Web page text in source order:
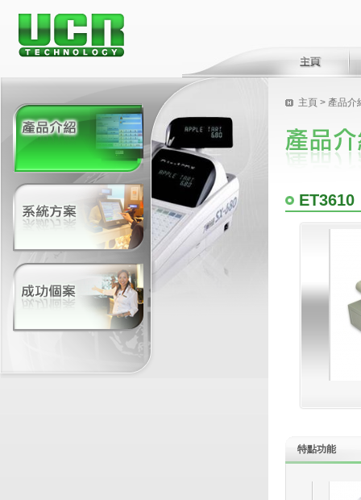
主頁 > 產品介
ET3610
特點功能